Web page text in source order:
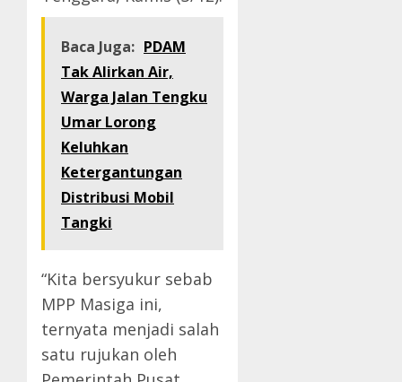
Baca Juga: PDAM
Tak Alirkan Air,
Warga Jalan Tengku
Umar Lorong
Keluhkan
Ketergantungan
Distribusi Mobil
Tangki
“Kita bersyukur sebab
MPP Masiga ini,
ternyata menjadi salah
satu rujukan oleh